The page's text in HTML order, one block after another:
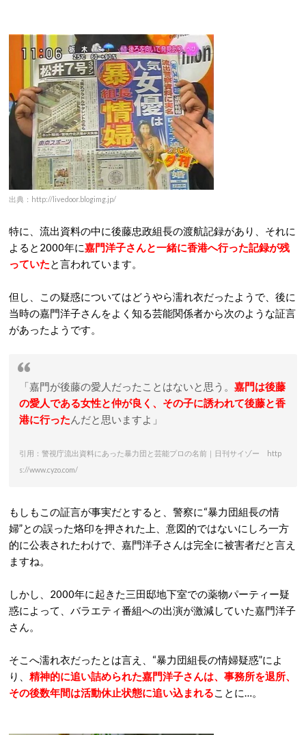
出典：http://livedoor.blogimg.jp/
特に、流出資料の中に後藤忠政組長の渡航記録があり、それに
よると2000年に嘉門洋子さんと一緒に香港へ行った記録が残
っていたと言われています。
但し、この疑惑についてはどうやら濡れ衣だったようで、後に
当時の嘉門洋子さんをよく知る芸能関係者から次のような証言
があったようです。
「嘉門が後藤の愛人だったことはないと思う。 嘉門は後藤
の愛人である女性と仲が良く、その子に誘われて後藤と香
港に行ったんだと思いますよ」
引用：警視庁流出資料にあった暴力団と芸能プロの名前｜日刊サイゾー http
s://www.cyzo.com/
もしもこの証言が事実だとすると、警察に“暴力団組長の情
婦”との誤った烙印を押された上、意図的ではないにしろ一方
的に公表されたわけで、嘉門洋子さんは完全に被害者だと言え
ますね。
しかし、2000年に起きた三田邸地下室での薬物パーティー疑
惑によって、バラエティ番組への出演が激減していた嘉門洋子
さん。
そこへ濡れ衣だったとは言え、“暴力団組長の情婦疑惑”によ
り、 精神的に追い詰められた嘉門洋子さんは、事務所を退所、
その後数年間は活動休止状態に追い込まれることに…。